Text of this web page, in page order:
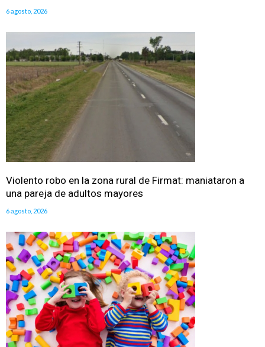
6 agosto, 2026
Violento robo en la zona rural de Firmat: maniataron a
una pareja de adultos mayores
6 agosto, 2026